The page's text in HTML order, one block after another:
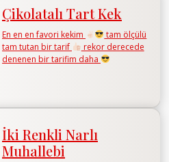
Çikolatalı Tart Kek
En en en favori kekim
tam ölçülü
tam tutan bir tarif
rekor derecede
denenen bir tarifim daha
İki Renkli Narlı
Muhallebi